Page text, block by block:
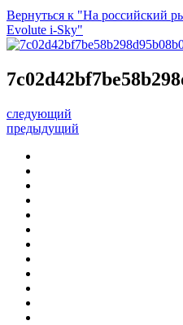
Вернуться к "На российский
Evolute i-Sky"
следующий
предыдущий